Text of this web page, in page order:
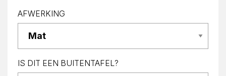
AFWERKING
IS DIT EEN BUITENTAFEL?